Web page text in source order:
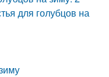
для голубцов на